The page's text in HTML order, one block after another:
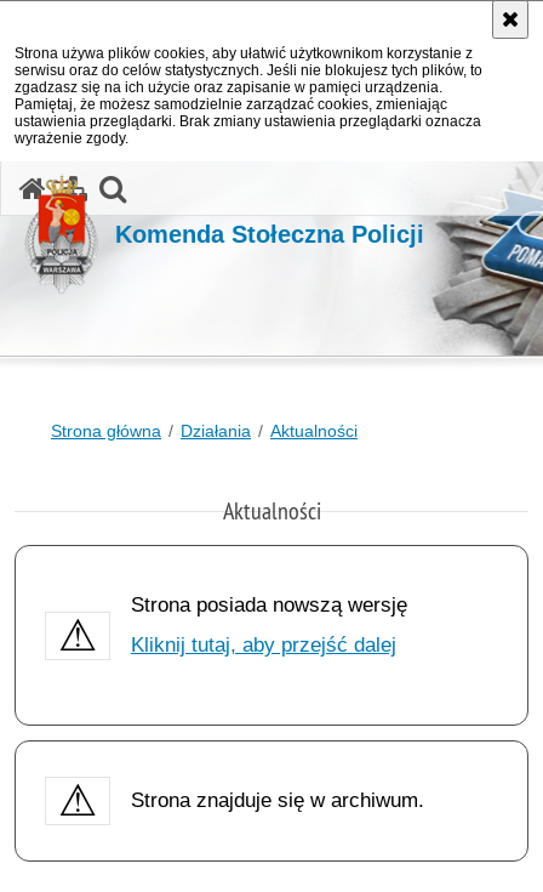
Strona używa plików cookies, aby ułatwić użytkownikom korzystanie z
serwisu oraz do celów statystycznych. Jeśli nie blokujesz tych plików, to
zgadzasz się na ich użycie oraz zapisanie w pamięci urządzenia.
Pamiętaj, że możesz samodzielnie zarządzać cookies, zmieniając
ustawienia przeglądarki. Brak zmiany ustawienia przeglądarki oznacza
wyrażenie zgody.
Komenda Stołeczna Policji
Strona główna Działania Aktualności
Aktualności
Strona posiada nowszą wersję
Kliknij tutaj, aby przejść dalej
Strona znajduje się w archiwum.